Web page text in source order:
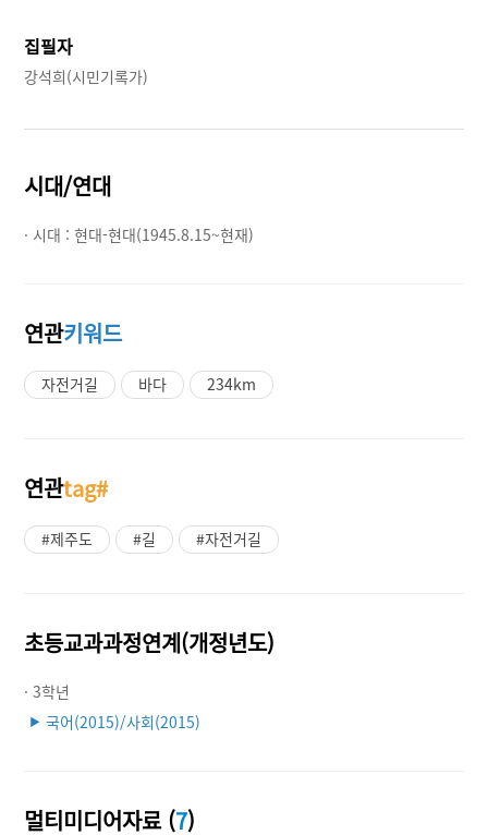
집필자
강석희(시민기록가)
시대/연대
· 시대 :현대-현대(1945.8.15~현재)
연관키워드
자전거길 바다 234km
연관tag#
#제주도 #길 #자전거길
초등교과과정연계(개정년도)
· 3학년
▶ 국어(2015)/사회(2015)
멀티미디어자료 (7)